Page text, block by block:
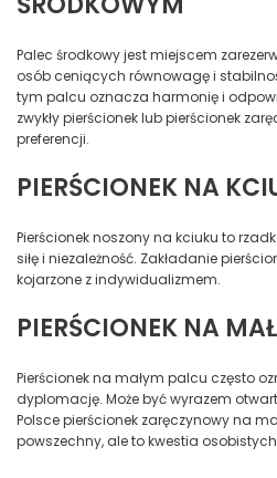
Palec środkowy jest miejscem
osób ceniących równowagę i
tym palcu oznacza harmonię i
zwykły pierścionek lub pierścionek
preferencji.
PIERŚCIONEK NA
Pierścionek noszony na kciuku to
siłę i niezależność. Zakładanie
kojarzone z indywidualizmem.
PIERŚCIONEK NA
Pierścionek na małym palcu często
dyplomację. Może być wyrazem
Polsce pierścionek zaręczynowy na
powszechny, ale to kwestia